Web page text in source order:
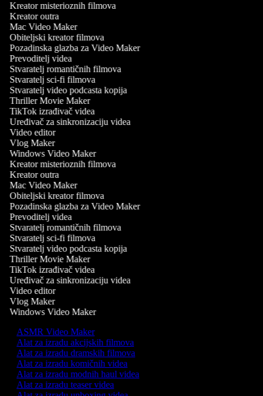
Kreator misterioznih filmova
Kreator outra
Mac Video Maker
Obiteljski kreator filmova
Pozadinska glazba za Video Maker
Prevoditelj videa
Stvaratelj romantičnih filmova
Stvaratelj sci-fi filmova
Stvaratelj video podcasta kopija
Thriller Movie Maker
TikTok izrađivač videa
Uređivač za sinkronizaciju videa
Video editor
Vlog Maker
Windows Video Maker
Kreator misterioznih filmova
Kreator outra
Mac Video Maker
Obiteljski kreator filmova
Pozadinska glazba za Video Maker
Prevoditelj videa
Stvaratelj romantičnih filmova
Stvaratelj sci-fi filmova
Stvaratelj video podcasta kopija
Thriller Movie Maker
TikTok izrađivač videa
Uređivač za sinkronizaciju videa
Video editor
Vlog Maker
Windows Video Maker
ASMR Video Maker
Alat za izradu akcijskih filmova
Alat za izradu dramskih filmova
Alat za izradu komičnih videa
Alat za izradu modnih haul videa
Alat za izradu teaser videa